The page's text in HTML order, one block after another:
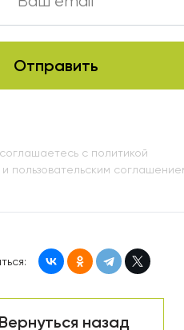
с политикой
пользовательским
Вернуться назад